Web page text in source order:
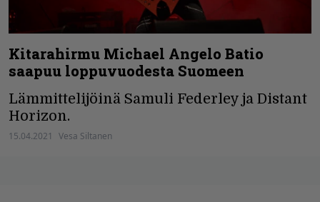
Kitarahirmu Michael Angelo Batio
saapuu loppuvuodesta Suomeen
Lämmittelijöinä Samuli Federley ja Distant
Horizon.
15.04.2021 Vesa Siltanen